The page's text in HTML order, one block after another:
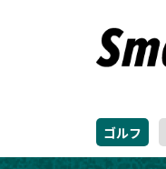
ゴルフ